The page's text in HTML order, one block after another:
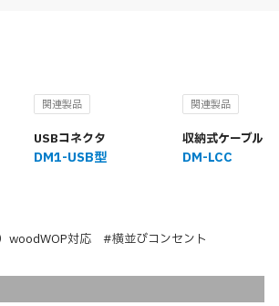
関連製品
USBコネクタ
DM1-USB型
関連製品
収納式ケーブルケ
DM-LCC
woodWOP対応 #横並びコンセント